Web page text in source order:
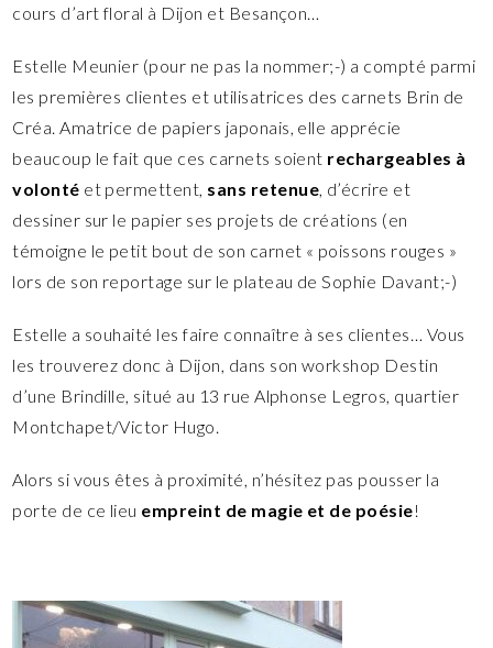
cours d’art floral à Dijon et Besançon…
Estelle Meunier (pour ne pas la nommer;-) a compté parmi
les premières clientes et utilisatrices des carnets Brin de
Créa. Amatrice de papiers japonais, elle apprécie
beaucoup le fait que ces carnets soient rechargeables à
volonté et permettent, sans retenue, d’écrire et
dessiner sur le papier ses projets de créations (en
témoigne le petit bout de son carnet « poissons rouges »
lors de son reportage sur le plateau de Sophie Davant;-)
Estelle a souhaité les faire connaître à ses clientes… Vous
les trouverez donc à Dijon, dans son workshop Destin
d’une Brindille, situé au 13 rue Alphonse Legros, quartier
Montchapet/Victor Hugo.
Alors si vous êtes à proximité, n’hésitez pas pousser la
porte de ce lieu empreint de magie et de poésie!